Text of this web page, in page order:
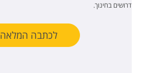
דרושים בחינוך.
לכתבה המלאה